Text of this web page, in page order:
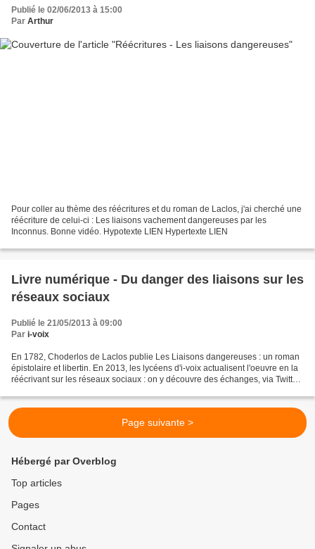
Publié le 02/06/2013 à 15:00
Par Arthur
Pour coller au thème des réécritures et du roman de Laclos, j'ai cherché une
réécriture de celui-ci : Les liaisons vachement dangereuses par les
Inconnus. Bonne vidéo. Hypotexte LIEN Hypertexte LIEN
Livre numérique - Du danger des liaisons sur les
réseaux sociaux
Publié le 21/05/2013 à 09:00
Par i-voix
En 1782, Choderlos de Laclos publie Les Liaisons dangereuses : un roman
épistolaire et libertin. En 2013, les lycéens d'i-voix actualisent l'oeuvre en la
réécrivant sur les réseaux sociaux : on y découvre des échanges, via Twitter,
Page suivante >
Hébergé par Overblog
Top articles
Pages
Contact